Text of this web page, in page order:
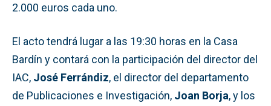
2.000 euros cada uno.
El acto tendrá lugar a las 19:30 horas en la Casa
Bardín y contará con la participación del director del
IAC, José Ferrándiz, el director del departamento
de Publicaciones e Investigación, Joan Borja, y los